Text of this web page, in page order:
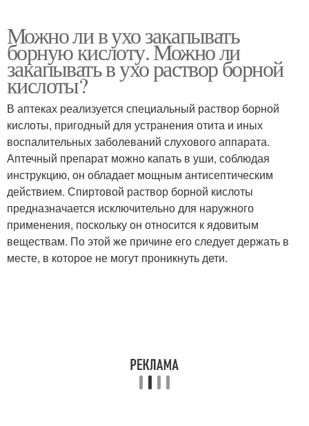
Можно ли в ухо закапывать
борную кислоту. Можно ли
закапывать в ухо раствор борной
кислоты?
В аптеках реализуется специальный раствор борной
кислоты, пригодный для устранения отита и иных
воспалительных заболеваний слухового аппарата.
Аптечный препарат можно капать в уши, соблюдая
инструкцию, он обладает мощным антисептическим
действием. Спиртовой раствор борной кислоты
предназначается исключительно для наружного
применения, поскольку он относится к ядовитым
веществам. По этой же причине его следует держать в
месте, в которое не могут проникнуть дети.